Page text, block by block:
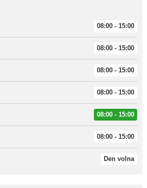
08:00 - 15:00
08:00 - 15:00
08:00 - 15:00
08:00 - 15:00
08:00 - 15:00
08:00 - 15:00
Den volna